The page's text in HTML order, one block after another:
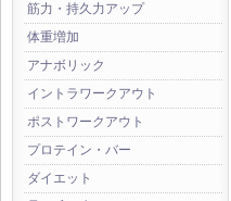
筋力・持久力アップ
体重増加
アナボリック
イントラワークアウト
ポストワークアウト
プロテイン・バー
ダイエット